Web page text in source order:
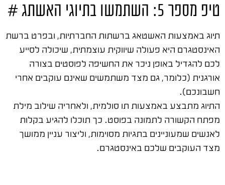
טיפ מספר 5: השתמשו בתיוגי האשתג #
תיוג באמצעות האשטאג ברשתות החברתיות, ובפרט ברשת
האינסטגרם היא פעולה שיווקית עוצמתית, שיכולה לסייע
לכם להגדיל באופן ניכר את החשיפה לפוסטים בצורה
אורגנית (כלומר, גם מצד משתמשים שאינם עוקבים אחרי
חשבונכם).
התיוג מתבצע באמצעות תו סולמית, ולאחריה שילוב מילת
מפתח הקשורה לתמונה בפוסט. כך תוכלו להגיע בקלות
לאנשים שמעוניינים בתגיות מסוימות, וליצור עניין ממושך
מצד העוקבים שלכם באינסטגרם.